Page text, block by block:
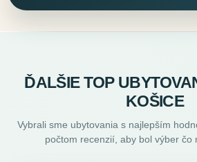
ĎALŠIE TOP
KOŠICE
Vybrali sme ubytovania s najlepším
počtom recenzií, aby bol výber čo